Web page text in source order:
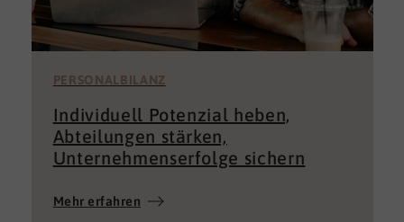
PERSONALBILANZ
Individuell Potenzial heben,
Abteilungen stärken,
Unternehmenserfolge sichern
Mehr erfahren